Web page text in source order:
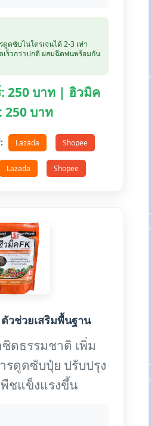
ดซับไนโตรเจนได้ 2-3 เท่า
เร็วกว่าปกติ ผสมฉีดพ่นพร้อมกัน
: 250 บาท | ฮิวมิค
250 บาท
Lazada Shopee
Lazada Shopee
วช่วยเสริมพื้นฐาน
ดธรรมชาติ เพิ่ม
รดูดซับปุ๋ย ปรับปรุง
ชแข็งแรงขึ้น